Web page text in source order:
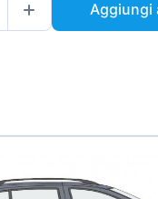
Aggiungi